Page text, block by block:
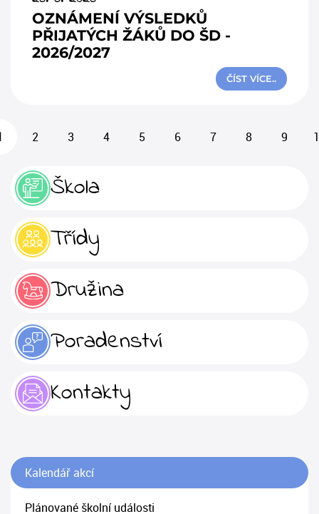
Škola
Třídy
Družina
Poradenství
Kontakty
Kalendář akcí
Plánované školní události
OZNÁMENÍ VÝSLEDKŮ
PŘIJATÝCH ŽÁKŮ DO ŠD -
2026/2027
ČÍST VÍCE..
2 3 4 5 6 7 8 9